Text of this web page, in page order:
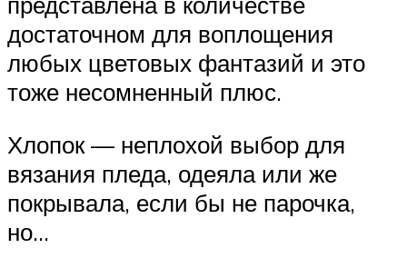
достаточном для воплощения
любых цветовых фантазий и это
тоже несомненный плюс.
Хлопок — неплохой выбор для
вязания пледа, одеяла или же
покрывала, если бы не парочка,
но…